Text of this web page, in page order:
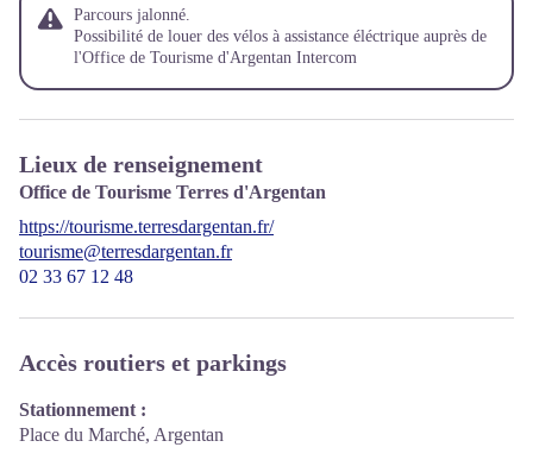
Parcours jalonné.
Possibilité de louer des vélos à assistance éléctrique auprès de
l'Office de Tourisme d'Argentan Intercom
Lieux de renseignement
Office de Tourisme Terres d'Argentan
https://tourisme.terresdargentan.fr/
tourisme@terresdargentan.fr
02 33 67 12 48
Accès routiers et parkings
Stationnement :
Place du Marché, Argentan